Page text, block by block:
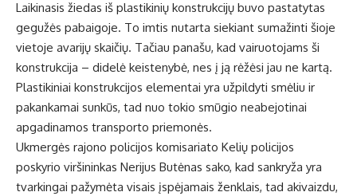
Laikinasis žiedas iš plastikinių konstrukcijų buvo pastatytas
gegužės pabaigoje. To imtis nutarta siekiant sumažinti šioje
vietoje avarijų skaičių. Tačiau panašu, kad vairuotojams ši
konstrukcija – didelė keistenybė, nes į ją rėžėsi jau ne kartą.
Plastikiniai konstrukcijos elementai yra užpildyti smėliu ir
pakankamai sunkūs, tad nuo tokio smūgio neabejotinai
apgadinamos transporto priemonės.
Ukmergės rajono policijos komisariato Kelių policijos
poskyrio viršininkas Nerijus Butėnas sako, kad sankryža yra
tvarkingai pažymėta visais įspėjamais ženklais, tad akivaizdu,